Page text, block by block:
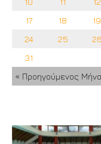
17
18 19
24
25 26
31
« Προηγούμενος